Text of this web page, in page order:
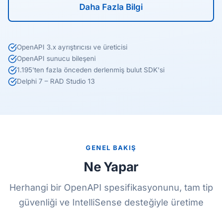
Daha Fazla Bilgi
OpenAPI 3.x ayrıştırıcısı ve üreticisi
OpenAPI sunucu bileşeni
1.195'ten fazla önceden derlenmiş bulut SDK'si
Delphi 7 – RAD Studio 13
GENEL BAKIŞ
Ne Yapar
Herhangi bir OpenAPI spesifikasyonunu, tam tip
güvenliği ve IntelliSense desteğiyle üretime